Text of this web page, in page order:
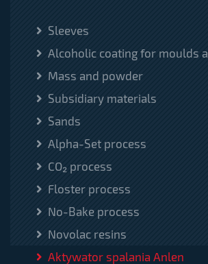
Sleeves
Alcoholic coating for moulds
Mass and powder
Subsidiary materials
Sands
Alpha-Set process
CO₂ process
Floster process
No-Bake process
Novolac resins
Aktywator spalania Anlen